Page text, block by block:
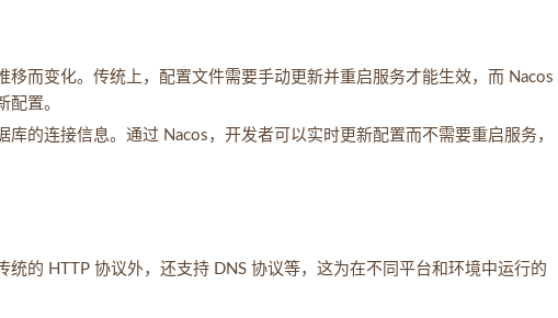
而变化。传统上，配置文件需要手动更新并重启服务才能生效，而 Nacos
配置。
的连接信息。通过 Nacos，开发者可以实时更新配置而不需要重启服务，
统的 HTTP 协议外，还支持 DNS 协议等，这为在不同平台和环境中运行的